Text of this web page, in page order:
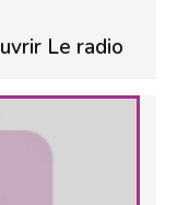
Le radio